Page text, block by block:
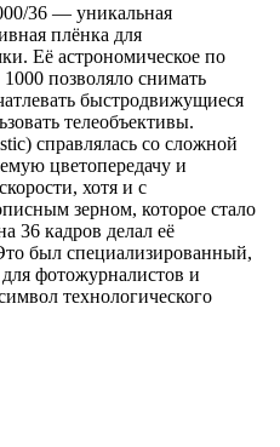
36 — уникальная
плёнка для
Её астрономическое по
позволяло снимать
быстродвижущиеся
телеобъективы.
справлялась со сложной
цветопередачу и
хотя и с
зерном, которое стало
36 кадров делал её
был специализированный,
фотожурналистов и
технологического